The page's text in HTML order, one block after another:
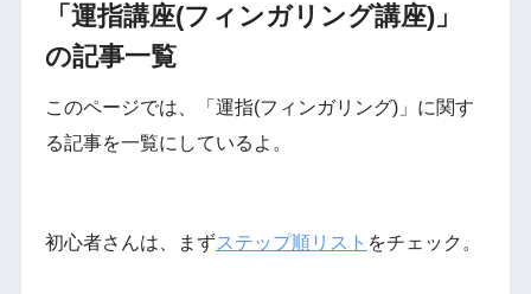
「運指講座(フィンガリング講座)」
の記事一覧
このページでは、「運指(フィンガリング)」に関す
る記事を一覧にしているよ。
初心者さんは、まずステップ順リスト をチェック。